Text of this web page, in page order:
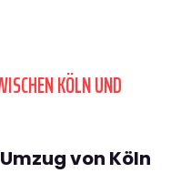
KÖLN UND
Umzug von Köln